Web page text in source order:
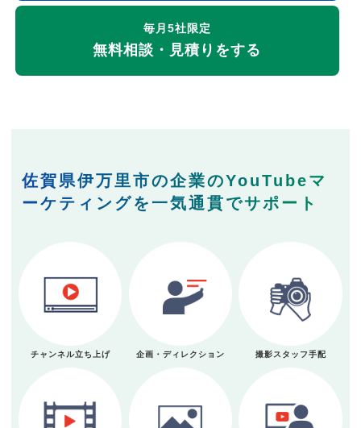
毎月5社限定
無料相談・見積りをする
佐賀県伊万里市の企業のYouTubeマ
ーケティングを一気通貫でサポート
チャンネル立ち上げ 企画・ディレクション 撮影スタッフ手配